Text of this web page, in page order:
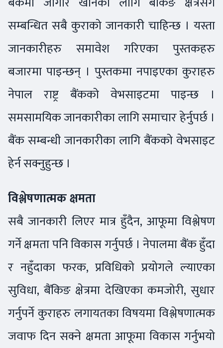
सम्बन्धित सबै कुराको जानकारी चाहिन्छ । यस्ता
जानकारीहरु समावेश गरिएका पुस्तकहरु
बजारमा पाइन्छन् । पुस्तकमा नपाइएका कुराहरु
नेपाल राष्ट्र बैंकको वेभसाइटमा पाइन्छ ।
समसामयिक जानकारीका लागि समाचार हेर्नुपर्छ ।
बैंक सम्बन्धी जानकारीका लागि बैंकको वेभसाइट
हेर्न सक्नुहुन्छ ।
विश्लेषणात्मक क्षमता
सबै जानकारी लिएर मात्र हुँदैन, आफूमा विश्लेषण
गर्ने क्षमता पनि विकास गर्नुपर्छ । नेपालमा बैंक हुँदा
र नहुँदाका फरक, प्रविधिको प्रयोगले ल्याएका
सुविधा, बैंकिङ क्षेत्रमा देखिएका कमजोरी, सुधार
गर्नुपर्ने कुराहरु लगायतका विषयमा विश्लेषणात्मक
जवाफ दिन सक्ने क्षमता आफूमा विकास गर्नुभयो